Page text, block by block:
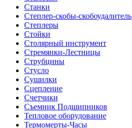
Станки
Степлер-скобы-скобоудалитель
Степлеры
Стойки
Столярный инструмент
Стремянки-Лестницы
Струбцины
Стусло
Сушилки
Сцепление
Счетчики
Съемник Подшипников
Тепловое оборудование
Термомерты-Часы